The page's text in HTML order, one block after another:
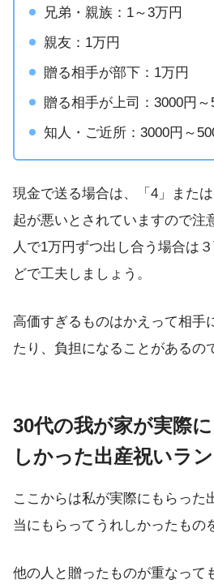
兄弟・親族：1～3万円
親友：1万円
贈る相手が部下：1万円
贈る相手が上司：3000円～
知人・ご近所：3000円～
現金で送る場合は、「4」また
起が悪いとされていますので注
人で1万円ずつ出し合う場合は
どで工夫しましょう。
高価すぎるものはかえって相手
たり、負担になることがあるの
30代の我が家が実際
しかった出産祝いラ
ここからは私が実際にもらった
当にもらってうれしかったもの
他の人と贈ったものが重なって